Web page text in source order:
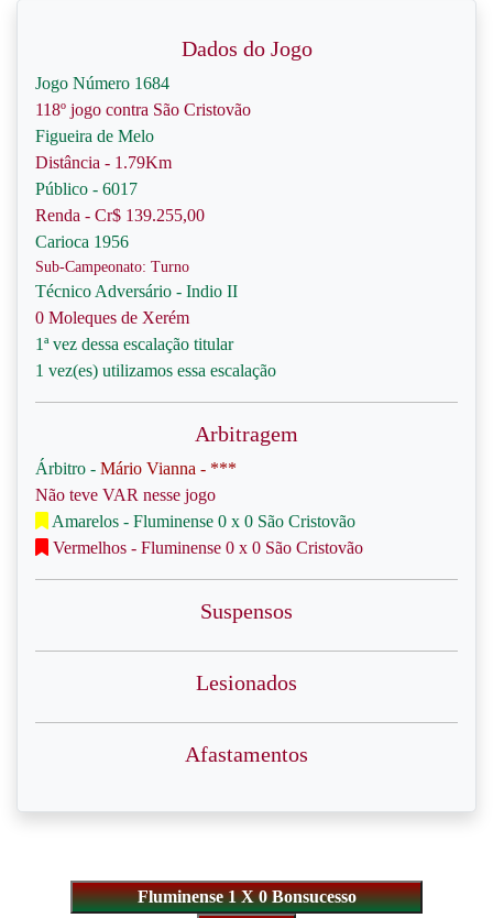
Dados do Jogo
Jogo Número 1684
118º jogo contra São Cristovão
Figueira de Melo
Distância - 1.79Km
Público - 6017
Renda - Cr$ 139.255,00
Carioca 1956
Sub-Campeonato: Turno
Técnico Adversário - Indio II
0 Moleques de Xerém
1ª vez dessa escalação titular
1 vez(es) utilizamos essa escalação
Arbitragem
Árbitro - Mário Vianna - ***
Não teve VAR nesse jogo
Amarelos - Fluminense 0 x 0 São Cristovão
Vermelhos - Fluminense 0 x 0 São Cristovão
Suspensos
Lesionados
Afastamentos